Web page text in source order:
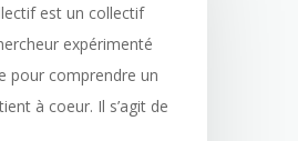
est un collectif
expérimenté
pour comprendre un
à coeur. Il s’agit de